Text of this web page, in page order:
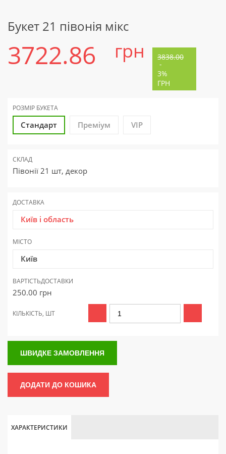
Букет 21 півонія мікс
3722.86 грн 3838.00
-
3%
ГРН
РОЗМІР БУКЕТА
Стандарт Преміум VIP
СКЛАД
Півонії 21 шт, декор
ДОСТАВКА
Київ і область
МІСТО
Київ
ВАРТІСТЬДОСТАВКИ
250.00 грн
КІЛЬКІСТЬ, ШТ
ШВИДКЕ ЗАМОВЛЕННЯ
ДОДАТИ ДО КОШИКА
ХАРАКТЕРИСТИКИ